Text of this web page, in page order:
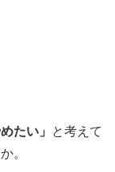
たい」
と考えて
。